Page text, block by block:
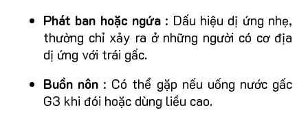
Phát ban hoặc ngứa : Dấu hiệu dị ứng nhẹ,
thường chỉ xảy ra ở những người có cơ địa
dị ứng với trái gấc.
Buồn nôn : Có thể gặp nếu uống nước gấc
G3 khi đói hoặc dùng liều cao.